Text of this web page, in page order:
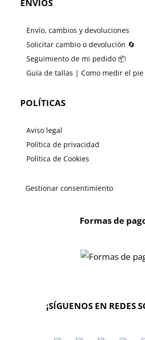
ENVÍOS
Envío, cambios y devoluciones
Solicitar cambio o devolución 🔄
Seguimiento de mi pedido 📦
Guía de tallas | Como medir el pie
POLÍTICAS
Aviso legal
Política de privacidad
Política de Cookies
Gestionar consentimiento
Formas de
¡SÍGUENOS EN REDES